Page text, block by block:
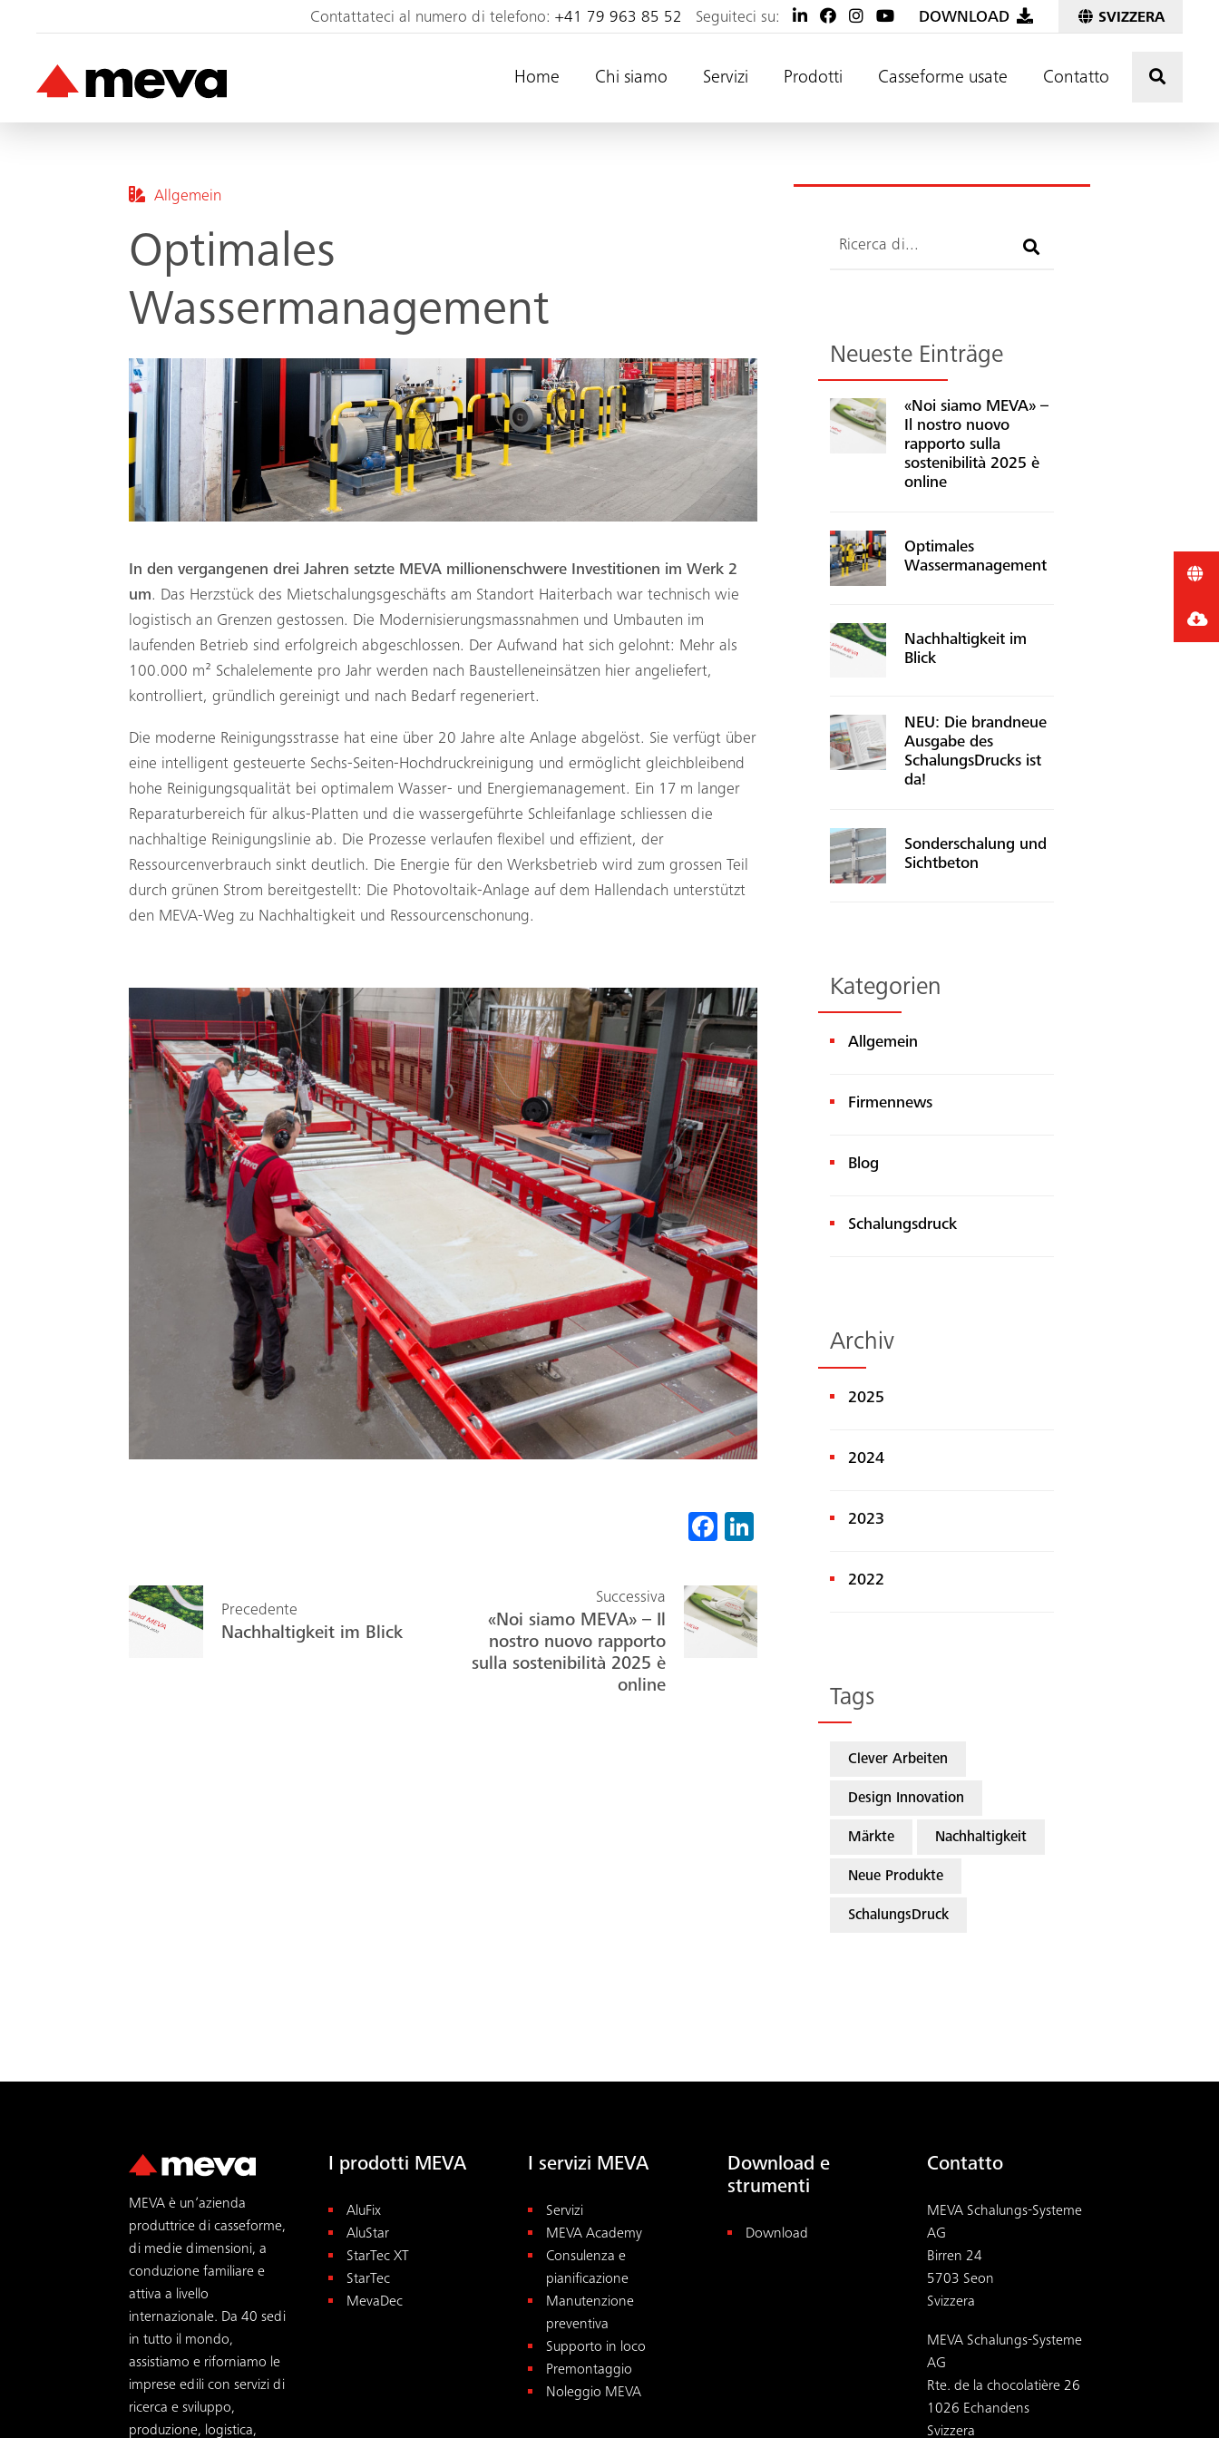
Contattateci al numero di telefono:+41 79 963 85 52 Seguiteci su: DOWNLOAD SVIZZERA
Home Chi siamo Servizi Prodotti Casseforme usate Contatto
Allgemein
Optimales
Wassermanagement
In den vergangenen drei Jahren setzte MEVA millionenschwere Investitionen im Werk 2
um. Das Herzstück des Mietschalungsgeschäfts am Standort Haiterbach war technisch wie
logistisch an Grenzen gestossen. Die Modernisierungsmassnahmen und Umbauten im
laufenden Betrieb sind erfolgreich abgeschlossen. Der Aufwand hat sich gelohnt: Mehr als
100.000 m² Schalelemente pro Jahr werden nach Baustelleneinsätzen hier angeliefert,
kontrolliert, gründlich gereinigt und nach Bedarf regeneriert.
Die moderne Reinigungsstrasse hat eine über 20 Jahre alte Anlage abgelöst. Sie verfügt über
eine intelligent gesteuerte Sechs-Seiten-Hochdruckreinigung und ermöglicht gleichbleibend
hohe Reinigungsqualität bei optimalem Wasser- und Energiemanagement. Ein 17 m langer
Reparaturbereich für alkus-Platten und die wassergeführte Schleifanlage schliessen die
nachhaltige Reinigungslinie ab. Die Prozesse verlaufen flexibel und effizient, der
Ressourcenverbrauch sinkt deutlich. Die Energie für den Werksbetrieb wird zum grossen Teil
durch grünen Strom bereit­gestellt: Die Photovoltaik-Anlage auf dem Hallendach unterstützt
den MEVA-Weg zu Nachhaltigkeit und Ressourcenschonung.
Fa
b
o
ok
ed
Precedente
Nachhaltigkeit im Blick
Successiva
«Noi siamo MEVA» – Il
nostro nuovo rapporto
sulla sostenibilità 2025 è
online
Ricerca
Neueste Einträge
«Noi siamo MEVA» –
Il nostro nuovo
rapporto sulla
sostenibilità 2025 è
online
Optimales
Wassermanagement
Nachhaltigkeit im
Blick
NEU: Die brandneue
Ausgabe des
SchalungsDrucks ist
da!
Sonderschalung und
Sichtbeton
Kategorien
Allgemein
Firmennews
Blog
Schalungsdruck
Archiv
2025
2024
2023
2022
Tags
Clever Arbeiten
Design Innovation
Märkte Nachhaltigkeit
Neue Produkte
SchalungsDruck
MEVA è un’azienda
produttrice di casseforme,
di medie dimensioni, a
conduzione familiare e
attiva a livello
internazionale. Da 40 sedi
in tutto il mondo,
assistiamo e riforniamo le
imprese edili con servizi di
ricerca e sviluppo,
produzione, logistica,
I prodotti MEVA
AluFix
AluStar
StarTec XT
StarTec
MevaDec
I servizi MEVA
Servizi
MEVA Academy
Consulenza e
pianificazione
Manutenzione
preventiva
Supporto in loco
Premontaggio
Noleggio MEVA
Download e
strumenti
Download
Contatto
MEVA Schalungs-Systeme
AG
Birren 24
5703 Seon
Svizzera
MEVA Schalungs-Systeme
AG
Rte. de la chocolatière 26
1026 Echandens
Svizzera
Ricerca